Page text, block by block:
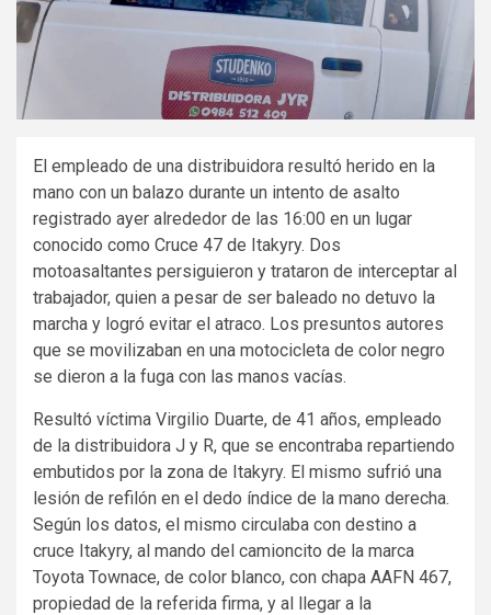
El empleado de una distribuidora resultó herido en la
mano con un balazo durante un intento de asalto
registrado ayer alrededor de las 16:00 en un lugar
conocido como Cruce 47 de Itakyry. Dos
motoasaltantes persiguieron y trataron de interceptar al
trabajador, quien a pesar de ser baleado no detuvo la
marcha y logró evitar el atraco. Los presuntos autores
que se movilizaban en una motocicleta de color negro
se dieron a la fuga con las manos vacías.
Resultó víctima Virgilio Duarte, de 41 años, empleado
de la distribuidora J y R, que se encontraba repartiendo
embutidos por la zona de Itakyry. El mismo sufrió una
lesión de refilón en el dedo índice de la mano derecha.
Según los datos, el mismo circulaba con destino a
cruce Itakyry, al mando del camioncito de la marca
Toyota Townace, de color blanco, con chapa AAFN 467,
propiedad de la referida firma, y al llegar a la